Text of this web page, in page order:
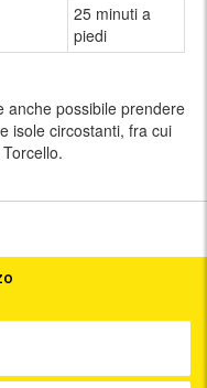
25 minuti a
piedi
anche possibile prendere
isole circostanti, fra cui